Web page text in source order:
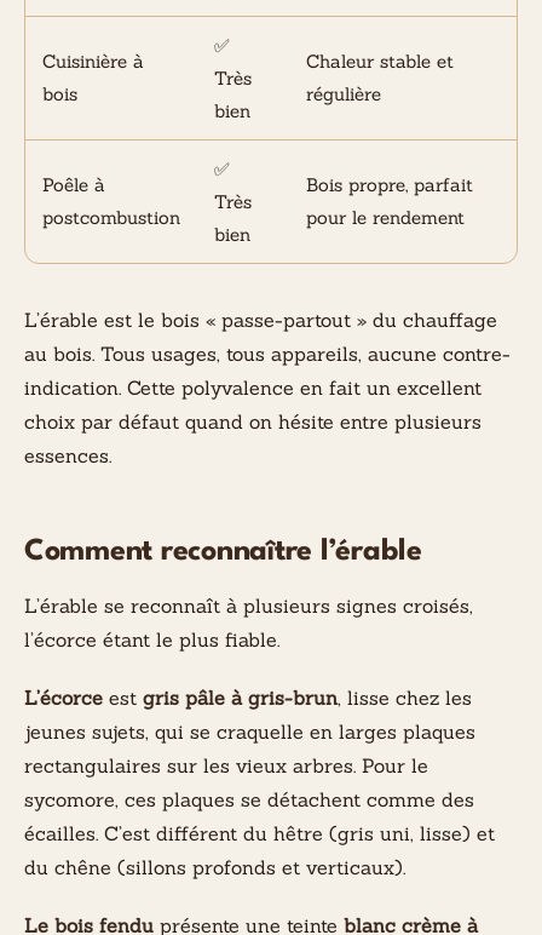
Cuisinière à
bois
✅
Très
bien
Chaleur stable et
régulière
Poêle à
postcombustion
✅
Très
bien
Bois propre, parfait
pour le rendement
L’érable est le bois « passe-partout » du chauffage
au bois. Tous usages, tous appareils, aucune contre-
indication. Cette polyvalence en fait un excellent
choix par défaut quand on hésite entre plusieurs
essences.
Comment reconnaître l’érable
L’érable se reconnaît à plusieurs signes croisés,
l’écorce étant le plus fiable.
L’écorce est gris pâle à gris-brun, lisse chez les
jeunes sujets, qui se craquelle en larges plaques
rectangulaires sur les vieux arbres. Pour le
sycomore, ces plaques se détachent comme des
écailles. C’est différent du hêtre (gris uni, lisse) et
du chêne (sillons profonds et verticaux).
Le bois fendu présente une teinte blanc crème à